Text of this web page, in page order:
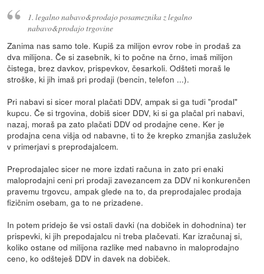
1. legalno nabavo&prodajo posameznika z legalno
nabavo&prodajo trgovine
Zanima nas samo tole. Kupiš za milijon evrov robe in prodaš za
dva milijona. Če si zasebnik, ki to počne na črno, imaš milijon
čistega, brez davkov, prispevkov, česarkoli. Odšteti moraš le
stroške, ki jih imaš pri prodaji (bencin, telefon ...).
Pri nabavi si sicer moral plačati DDV, ampak si ga tudi "prodal"
kupcu. Če si trgovina, dobiš sicer DDV, ki si ga plačal pri nabavi,
nazaj, moraš pa zato plačati DDV od prodajne cene. Ker je
prodajna cena višja od nabavne, ti to že krepko zmanjša zaslužek
v primerjavi s preprodajalcem.
Preprodajalec sicer ne more izdati računa in zato pri enaki
maloprodajni ceni pri prodaji zavezancem za DDV ni konkurenčen
pravemu trgovcu, ampak glede na to, da preprodajalec prodaja
fizičnim osebam, ga to ne prizadene.
In potem pridejo še vsi ostali davki (na dobiček in dohodnina) ter
prispevki, ki jih prepodajalcu ni treba plačevati. Kar izračunaj si,
koliko ostane od milijona razlike med nabavno in maloprodajno
ceno, ko odšteješ DDV in davek na dobiček.